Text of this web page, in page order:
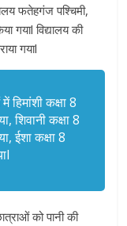
फतेहगंज पश्चिमी,
गयाl विद्यालय की
गयाl
हिमांशी कक्षा 8
शिवानी कक्षा 8
ईशा कक्षा 8
को पानी की